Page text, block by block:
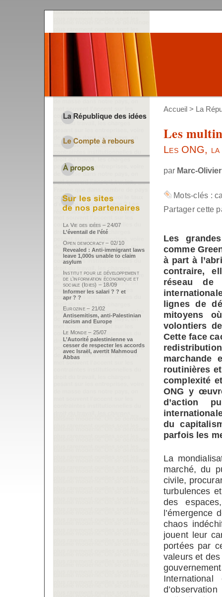
Accueil > La
Les
Les ONG,
par Marc-
Mots-clés :
Partager cette
Les
comme
à part à
contraire,
réseau de
lignes de
mitoyens
volontiers
Cette face
marchande
routinières
complexité
ONG y
d’action
du
parfois les
La
marché, du
civile,
turbulences
des
l’émergence
chaos
jouent leur
portées par
valeurs et
La Vie des idées – 24/07
L’éventail de l’été
Open democracy – 02/10
Revealed : Anti-immigrant laws
leave 1,000s unable to claim
asylum
Institut pour le développement
de l’information économique et
sociale (Idies) – 18/09
Informer les salari ? ? et
apr ? ?
Eurozine – 21/02
Antisemitism, anti-Palestinian
racism and Europe
Le Monde – 25/07
L’Autorité palestinienne va
cesser de respecter les accords
avec Israël, avertit Mahmoud
Abbas